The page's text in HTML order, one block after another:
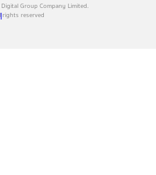
Group Company Limited.
rights reserved